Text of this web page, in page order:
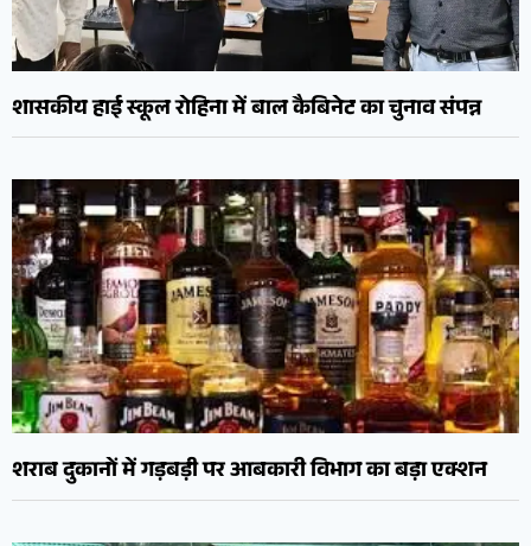
शासकीय हाई स्कूल रोहिना में बाल कैबिनेट का चुनाव संपन्न
शराब दुकानों में गड़बड़ी पर आबकारी विभाग का बड़ा एक्शन